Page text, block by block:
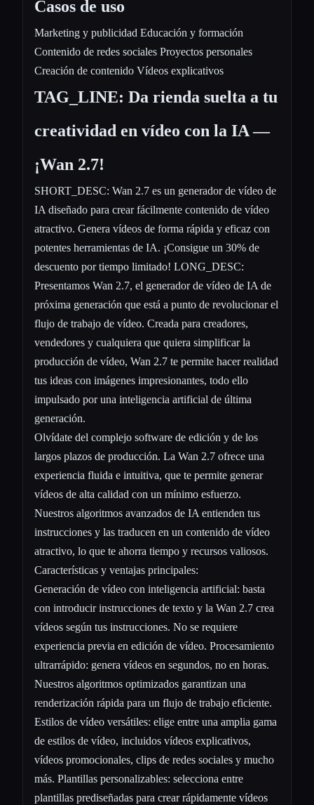
Casos de uso
Marketing y publicidad Educación y formación
Contenido de redes sociales Proyectos personales
Creación de contenido Vídeos explicativos
TAG_LINE: Da rienda suelta a tu
creatividad en vídeo con la IA —
¡Wan 2.7!
SHORT_DESC: Wan 2.7 es un generador de vídeo de
IA diseñado para crear fácilmente contenido de vídeo
atractivo. Genera vídeos de forma rápida y eficaz con
potentes herramientas de IA. ¡Consigue un 30% de
descuento por tiempo limitado! LONG_DESC:
Presentamos Wan 2.7, el generador de vídeo de IA de
próxima generación que está a punto de revolucionar el
flujo de trabajo de vídeo. Creada para creadores,
vendedores y cualquiera que quiera simplificar la
producción de vídeo, Wan 2.7 te permite hacer realidad
tus ideas con imágenes impresionantes, todo ello
impulsado por una inteligencia artificial de última
generación.
Olvídate del complejo software de edición y de los
largos plazos de producción. La Wan 2.7 ofrece una
experiencia fluida e intuitiva, que te permite generar
vídeos de alta calidad con un mínimo esfuerzo.
Nuestros algoritmos avanzados de IA entienden tus
instrucciones y las traducen en un contenido de vídeo
atractivo, lo que te ahorra tiempo y recursos valiosos.
Características y ventajas principales:
Generación de vídeo con inteligencia artificial: basta
con introducir instrucciones de texto y la Wan 2.7 crea
vídeos según tus instrucciones. No se requiere
experiencia previa en edición de vídeo. Procesamiento
ultrarrápido: genera vídeos en segundos, no en horas.
Nuestros algoritmos optimizados garantizan una
renderización rápida para un flujo de trabajo eficiente.
Estilos de vídeo versátiles: elige entre una amplia gama
de estilos de vídeo, incluidos vídeos explicativos,
vídeos promocionales, clips de redes sociales y mucho
más. Plantillas personalizables: selecciona entre
plantillas prediseñadas para crear rápidamente vídeos